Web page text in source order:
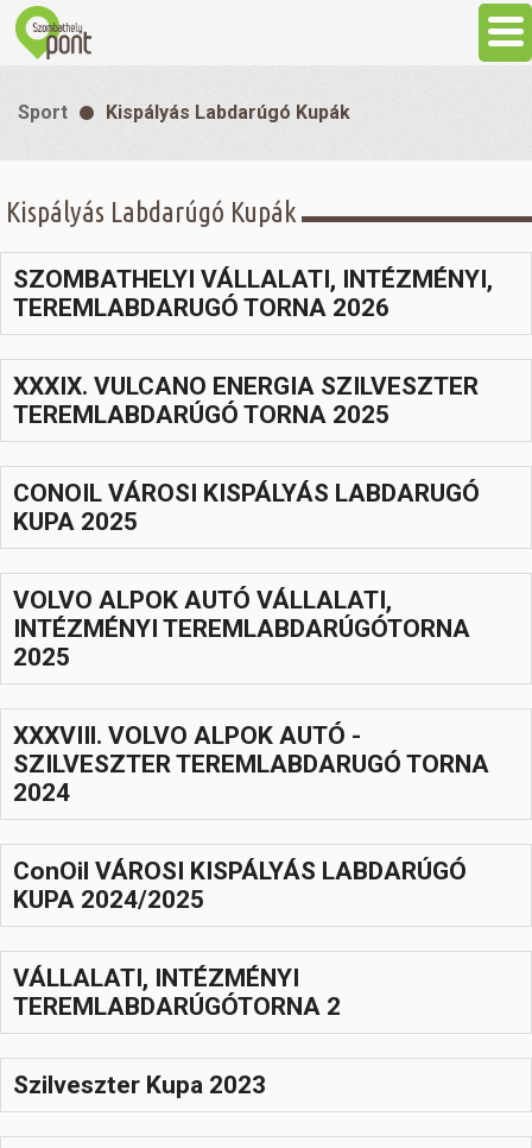
Látnivalók
Gasztronómia
Szállás
Sport
Szabadidő
Hasznos
Sport Kispályás Labdarúgó Kupák
Kispályás Labdarúgó Kupák
SZOMBATHELYI VÁLLALATI, INTÉZMÉNYI,
TEREMLABDARUGÓ TORNA 2026
XXXIX. VULCANO ENERGIA SZILVESZTER
TEREMLABDARÚGÓ TORNA 2025
CONOIL VÁROSI KISPÁLYÁS LABDARUGÓ
KUPA 2025
VOLVO ALPOK AUTÓ VÁLLALATI,
INTÉZMÉNYI TEREMLABDARÚGÓTORNA
2025
XXXVIIl. VOLVO ALPOK AUTÓ -
SZILVESZTER TEREMLABDARUGÓ TORNA
2024
ConOil VÁROSI KISPÁLYÁS LABDARÚGÓ
KUPA 2024/2025
VÁLLALATI, INTÉZMÉNYI
TEREMLABDARÚGÓTORNA 2
Szilveszter Kupa 2023